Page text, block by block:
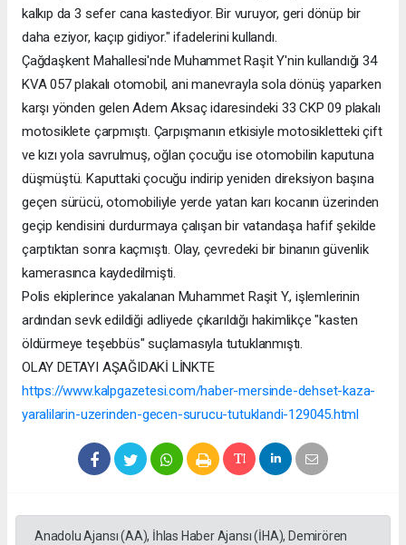
kalkıp da 3 sefer cana kastediyor. Bir vuruyor, geri dönüp bir
daha eziyor, kaçıp gidiyor." ifadelerini kullandı.
Çağdaşkent Mahallesi'nde Muhammet Raşit Y'nin kullandığı 34
KVA 057 plakalı otomobil, ani manevrayla sola dönüş yaparken
karşı yönden gelen Adem Aksaç idaresindeki 33 CKP 09 plakalı
motosiklete çarpmıştı. Çarpışmanın etkisiyle motosikletteki çift
ve kızı yola savrulmuş, oğlan çocuğu ise otomobilin kaputuna
düşmüştü. Kaputtaki çocuğu indirip yeniden direksiyon başına
geçen sürücü, otomobiliyle yerde yatan karı kocanın üzerinden
geçip kendisini durdurmaya çalışan bir vatandaşa hafif şekilde
çarptıktan sonra kaçmıştı. Olay, çevredeki bir binanın güvenlik
kamerasınca kaydedilmişti.
Polis ekiplerince yakalanan Muhammet Raşit Y., işlemlerinin
ardından sevk edildiği adliyede çıkarıldığı hakimlikçe "kasten
öldürmeye teşebbüs" suçlamasıyla tutuklanmıştı.
OLAY DETAYI AŞAĞIDAKİ LİNKTE
https://www.kalpgazetesi.com/haber-mersinde-dehset-kaza-
yaralilarin-uzerinden-gecen-surucu-tutuklandi-129045.html
Anadolu Ajansı (AA), İhlas Haber Ajansı (İHA), Demirören